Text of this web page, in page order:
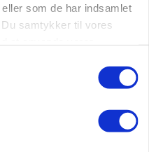
som de har indsamlet
samtykker til vores
03. aug.